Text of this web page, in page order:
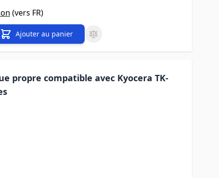
(vers FR)
Ajouter au panier
propre compatible avec Kyocera TK-